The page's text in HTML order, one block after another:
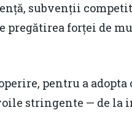
subvenții
pregătirea forței de
pentru a adopta
stringente — de la